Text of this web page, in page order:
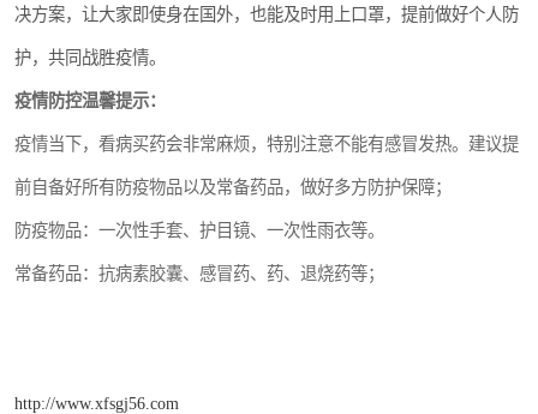
决方案，让大家即使身在国外，也能及时用上口罩，提前做好个人防
护，共同战胜疫情。
疫情防控温馨提示：
疫情当下，看病买药会非常麻烦，特别注意不能有感冒发热。建议提
前自备好所有防疫物品以及常备药品，做好多方防护保障；
防疫物品：一次性手套、护目镜、一次性雨衣等。
常备药品：抗病素胶囊、感冒药、药、退烧药等；
http://www.xfsgj56.com
DHL国际快递电话